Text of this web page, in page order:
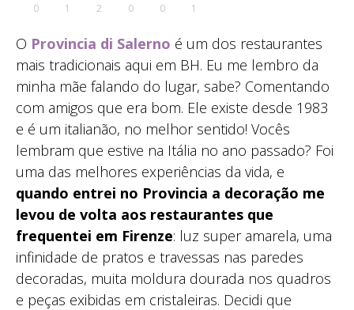
0 1 2 0 0 1
O Provincia di Salerno é um dos restaurantes
mais tradicionais aqui em BH. Eu me lembro da
minha mãe falando do lugar, sabe? Comentando
com amigos que era bom. Ele existe desde 1983
e é um italianão, no melhor sentido! Vocês
lembram que estive na Itália no ano passado? Foi
uma das melhores experiências da vida, e
quando entrei no Provincia a decoração me
levou de volta aos restaurantes que
frequentei em Firenze: luz super amarela, uma
infinidade de pratos e travessas nas paredes
decoradas, muita moldura dourada nos quadros
e peças exibidas em cristaleiras. Decidi que